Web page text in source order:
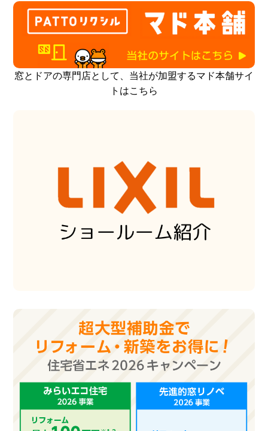
窓とドアの専門店として、当社が加盟するマド本舗サイ
トはこちら